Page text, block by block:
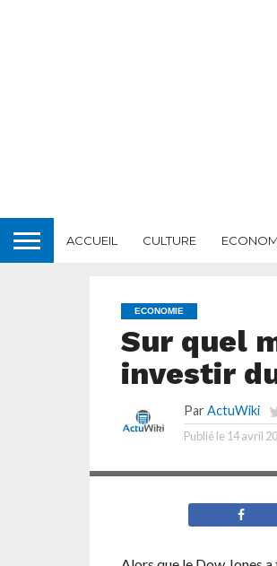
ACCUEIL CULTURE
ECONOMIE
Sur quel
investir
Par ActuWiki
Publié le 14 avril